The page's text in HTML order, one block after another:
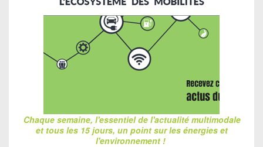
Chaque semaine, l'essentiel de l'actualité multimodale
et tous les 15 jours, un point sur les énergies et
l'environnement !